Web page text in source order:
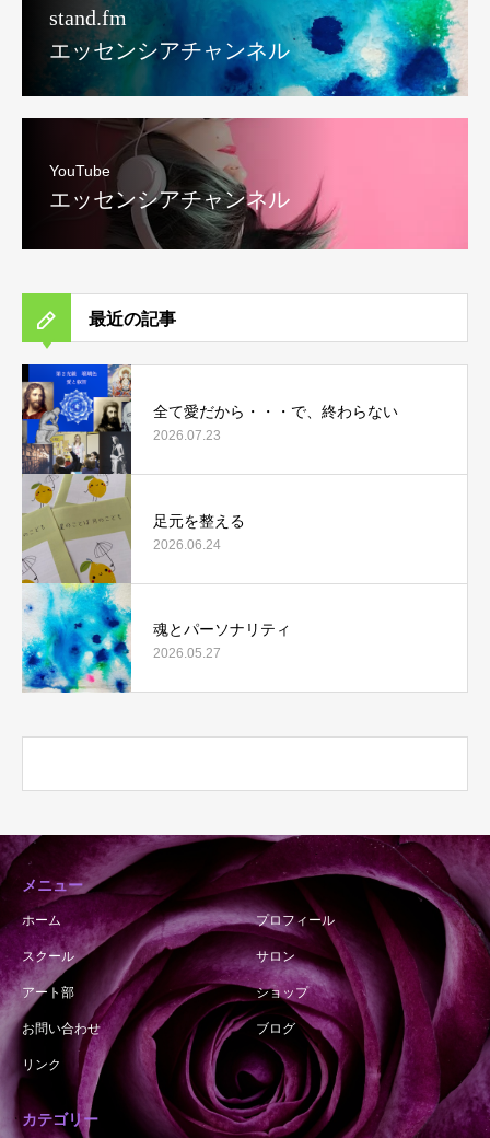
stand.fm
エッセンシアチャンネル
YouTube
エッセンシアチャンネル
最近の記事
全て愛だから・・・で、終わらない
2026.07.23
足元を整える
2026.06.24
魂とパーソナリティ
2026.05.27
メニュー
ホーム プロフィール
スクール サロン
アート部 ショップ
お問い合わせ ブログ
リンク
カテゴリー